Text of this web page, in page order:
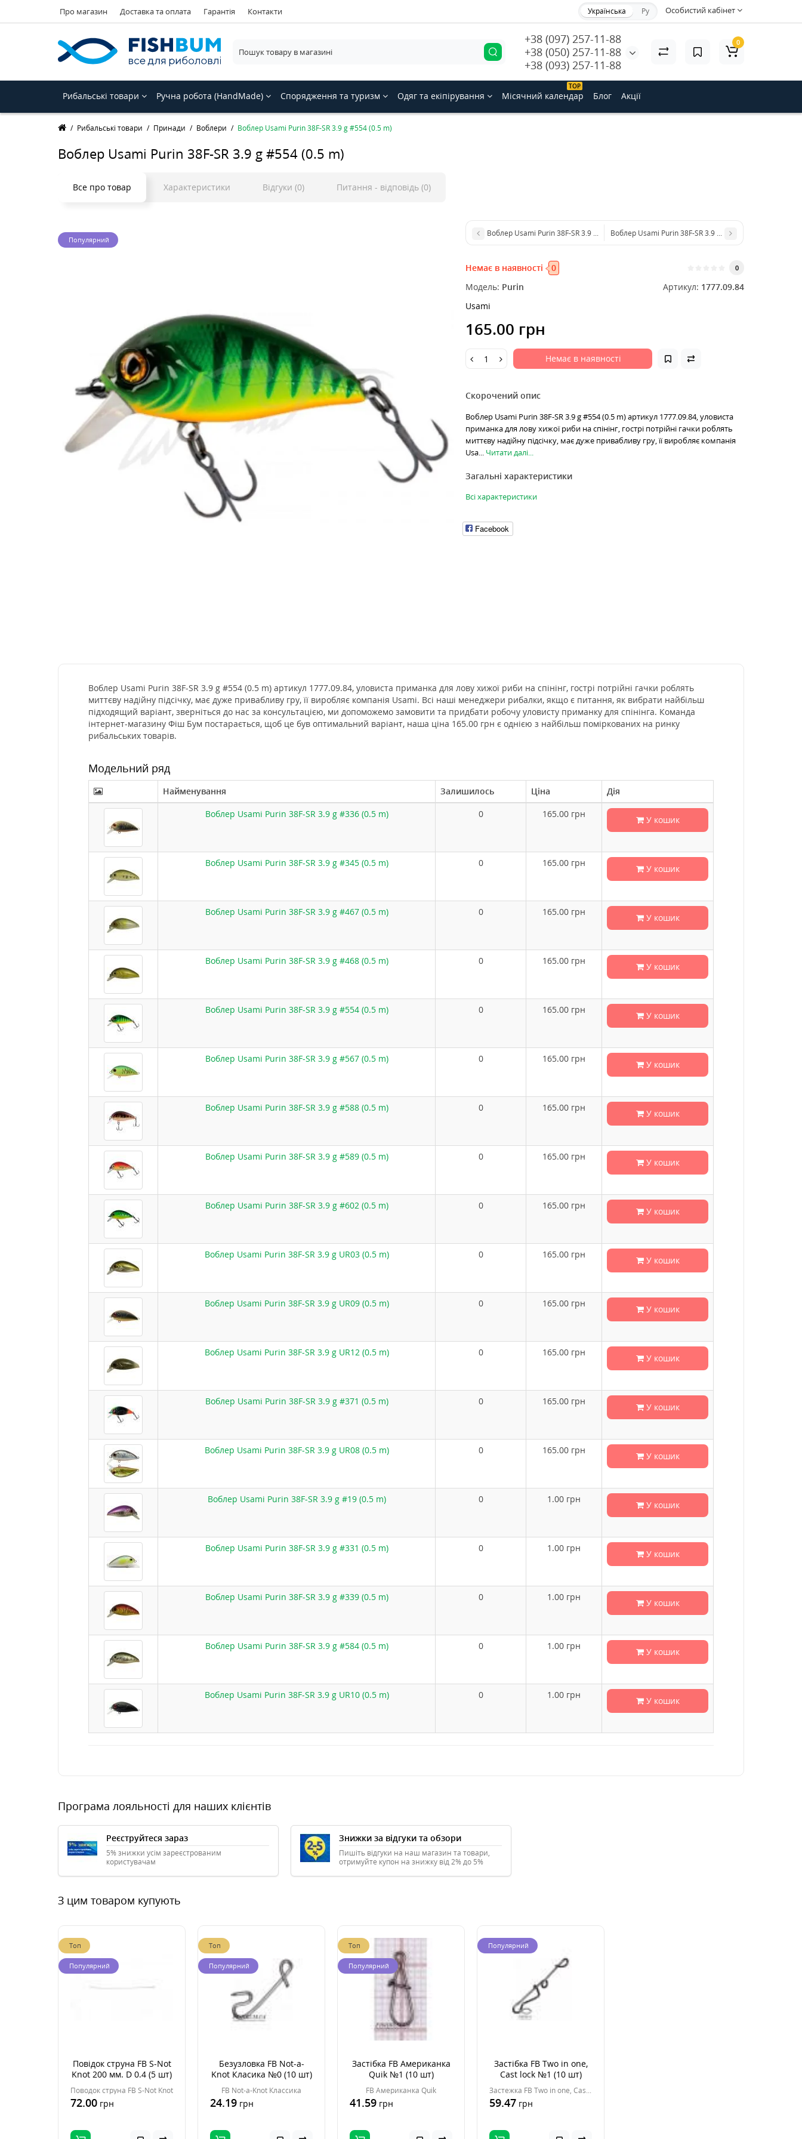
Про магазин Доставка та оплата Гарантія Контакти Особистий кабінет
Українська Ру
+38 (097) 257-11-88
+38 (050) 257-11-88
+38 (093) 257-11-88
0
Рибальські товари Ручна робота (HandMade) Спорядження та туризм Одяг та екіпірування
ТОP
Місячний календар Блог Акції
Рибальські товари Принади Воблери Воблер Usami Purin 38F-SR 3.9 g #554 (0.5 m)
Воблер Usami Purin 38F-SR 3.9 g #554 (0.5 m)
Все про товар Характеристики Відгуки (0) Питання - відповідь (0)
Популярний
Воблер Usami Purin 38F-SR 3.9 g #468 (0.5 m)Воблер Usami Purin 38F-SR 3.9 g #567 (0.5 m)
Немає в наявності 0 0
Модель: Purin Артикул: 1777.09.84
Usami
165.00 грн
Немає в наявності
Скорочений опис
Воблер Usami Purin 38F-SR 3.9 g #554 (0.5 m) артикул 1777.09.84, уловиста
приманка для лову хижої риби на спінінг, гострі потрійні гачки роблять
миттєву надійну підсічку, має дуже привабливу гру, її виробляє компанія
Usa... Читати далі...
Загальні характеристики
Всі характеристики
Facebook
Воблер Usami Purin 38F-SR 3.9 g #554 (0.5 m) артикул 1777.09.84, уловиста приманка для лову хижої риби на спінінг, гострі потрійні гачки роблять
миттєву надійну підсічку, має дуже привабливу гру, її виробляє компанія Usami. Всі наші менеджери рибалки, якщо є питання, як вибрати найбільш
підходящий варіант, зверніться до нас за консультацією, ми допоможемо замовити та придбати робочу уловисту приманку для спінінга. Команда
інтернет-магазину Фіш Бум постарається, щоб це був оптимальний варіант, наша ціна 165.00 грн є однією з найбільш поміркованих на ринку
рибальських товарів.
Модельний ряд
Найменування Залишилось Ціна
Дія
Воблер Usami Purin 38F-SR 3.9 g #336 (0.5 m)
0 165.00 грн
У кошик
Воблер Usami Purin 38F-SR 3.9 g #345 (0.5 m) 0 165.00 грн
У кошик
Воблер Usami Purin 38F-SR 3.9 g #467 (0.5 m) 0 165.00 грн
У кошик
Воблер Usami Purin 38F-SR 3.9 g #468 (0.5 m) 0 165.00 грн
У кошик
Воблер Usami Purin 38F-SR 3.9 g #554 (0.5 m) 0 165.00 грн
У кошик
Воблер Usami Purin 38F-SR 3.9 g #567 (0.5 m) 0 165.00 грн
У кошик
Воблер Usami Purin 38F-SR 3.9 g #588 (0.5 m) 0 165.00 грн
У кошик
Воблер Usami Purin 38F-SR 3.9 g #589 (0.5 m) 0 165.00 грн
У кошик
Воблер Usami Purin 38F-SR 3.9 g #602 (0.5 m) 0 165.00 грн
У кошик
Воблер Usami Purin 38F-SR 3.9 g UR03 (0.5 m) 0 165.00 грн
У кошик
Воблер Usami Purin 38F-SR 3.9 g UR09 (0.5 m) 0 165.00 грн
У кошик
Воблер Usami Purin 38F-SR 3.9 g UR12 (0.5 m) 0 165.00 грн
У кошик
Воблер Usami Purin 38F-SR 3.9 g #371 (0.5 m) 0 165.00 грн
У кошик
Воблер Usami Purin 38F-SR 3.9 g UR08 (0.5 m) 0 165.00 грн
У кошик
Воблер Usami Purin 38F-SR 3.9 g #19 (0.5 m) 0 1.00 грн
У кошик
Воблер Usami Purin 38F-SR 3.9 g #331 (0.5 m) 0 1.00 грн
У кошик
Воблер Usami Purin 38F-SR 3.9 g #339 (0.5 m) 0 1.00 грн
У кошик
Воблер Usami Purin 38F-SR 3.9 g #584 (0.5 m) 0 1.00 грн
У кошик
Воблер Usami Purin 38F-SR 3.9 g UR10 (0.5 m) 0 1.00 грн
У кошик
Програма лояльності для наших клієнтів
Реєструйтеся зараз
5% знижки усім зареєстрованим
користувачам
Знижки за відгуки та обзори
Пишіть відгуки на наш магазин та товари,
отримуйте купон на знижку від 2% до 5%
З цим товаром купують
Топ
Популярний
Повідок струна FB S-Not
Knot 200 мм. D 0.4 (5 шт)
Поводок струна FB S-Not Knot
72.00 грн
Топ
Популярний
Безузловка FB Not-a-
Knot Класика №0 (10 шт)
FB Not-a-Knot Классика
24.19 грн
Топ
Популярний
Застібка FB Американка
Quik №1 (10 шт)
FB Американка Quik
41.59 грн
Популярний
Застібка FB Two in one,
Cast lock №1 (10 шт)
Застежка FB Two in one, Cast lock
59.47 грн